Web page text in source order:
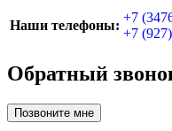
Наши телефоны:
+7
+7
Обратный
Позвоните мне